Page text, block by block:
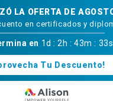
LA OFERTA DE
en certificados y
en 1d :2h :43m : 32s
Tu Descuento!